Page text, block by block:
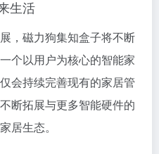
生活
，磁力狗集知盒子将不断
个以用户为核心的智能家
会持续完善现有的家居管
断拓展与更多智能硬件的
居生态。